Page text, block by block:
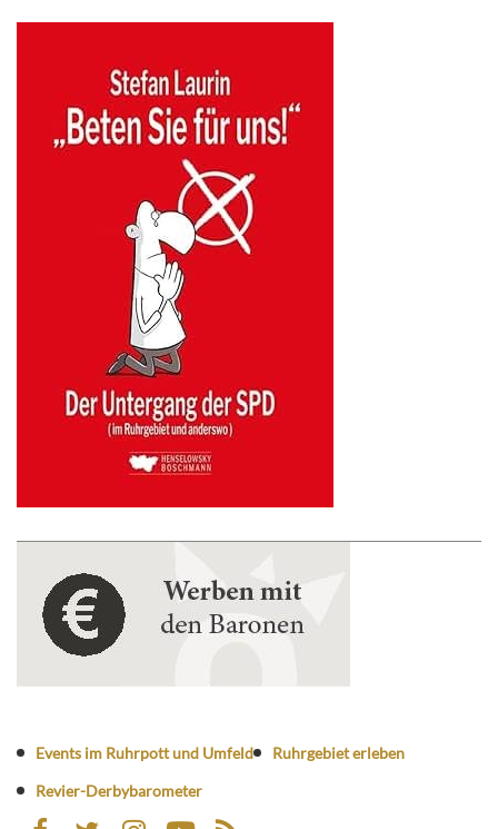
Events im Ruhrpott und Umfeld
Ruhrgebiet erleben
Revier-Derbybarometer